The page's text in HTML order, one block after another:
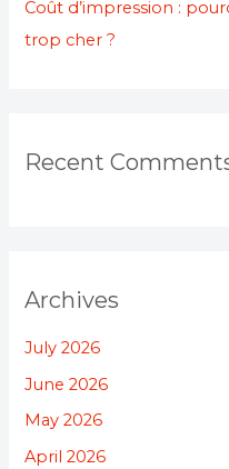
Coût d’impression :
trop cher ?
Recent
Archives
July 2026
June 2026
May 2026
April 2026